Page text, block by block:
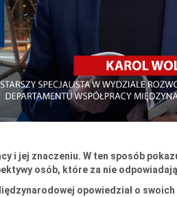
i jej znaczeniu. W ten sposób
osób, które za nie
opowiedział o